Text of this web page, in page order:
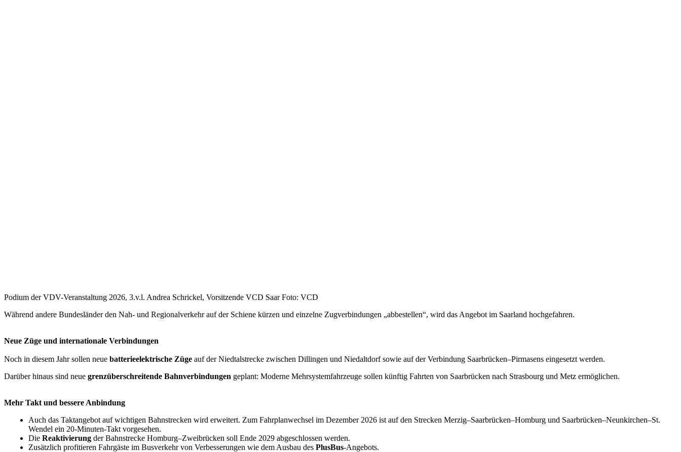
Podium der VDV-Veranstaltung 2026, 3.v.l. Andrea Schrickel, Vorsitzende VCD Saar Foto: VCD
Während andere Bundesländer den Nah- und Regionalverkehr auf der Schiene kürzen und einzelne Zugverbindungen „abbestellen“, wird das Angebot im Saarland hochgefahren.
Neue Züge und internationale Verbindungen
Noch in diesem Jahr sollen neue batterieelektrische Züge auf der Niedtalstrecke zwischen Dillingen und Niedaltdorf sowie auf der Verbindung Saarbrücken–Pirmasens eingesetzt werden.
Darüber hinaus sind neue grenzüberschreitende Bahnverbindungen geplant: Moderne Mehrsystemfahrzeuge sollen künftig Fahrten von Saarbrücken nach Strasbourg und Metz ermöglichen.
Mehr Takt und bessere Anbindung
Auch das Taktangebot auf wichtigen Bahnstrecken wird erweitert. Zum Fahrplanwechsel im Dezember 2026 ist auf den Strecken Merzig–Saarbrücken–Homburg und Saarbrücken–Neunkirchen–St.
Wendel ein 20-Minuten-Takt vorgesehen.
Die Reaktivierung der Bahnstrecke Homburg–Zweibrücken soll Ende 2029 abgeschlossen werden.
Zusätzlich profitieren Fahrgäste im Busverkehr von Verbesserungen wie dem Ausbau des PlusBus-Angebots.